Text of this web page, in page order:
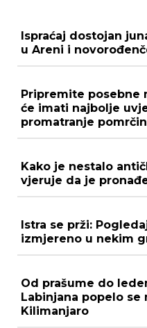
Ispraćaj dostojan
u Areni i
Pripremite posebne
će imati najbolje
promatranje
Kako je nestalo
vjeruje da je
Istra se prži:
izmjereno u nekim
Od prašume do
Labinjana popelo se
Kilimanjaro